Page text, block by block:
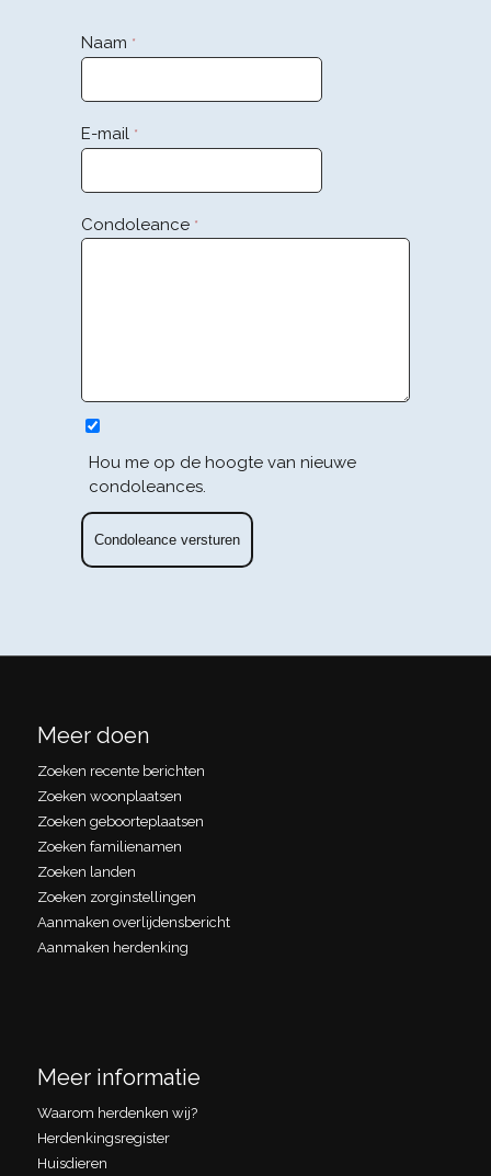
Naam *
E-mail *
Condoleance *
Hou me op de hoogte van nieuwe
condoleances.
Meer doen
Zoeken recente berichten
Zoeken woonplaatsen
Zoeken geboorteplaatsen
Zoeken familienamen
Zoeken landen
Zoeken zorginstellingen
Aanmaken overlijdensbericht
Aanmaken herdenking
Meer informatie
Waarom herdenken wij?
Herdenkingsregister
Huisdieren